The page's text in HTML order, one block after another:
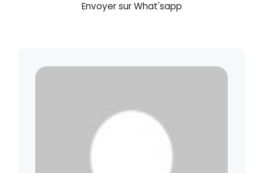
Envoyer sur What'sapp